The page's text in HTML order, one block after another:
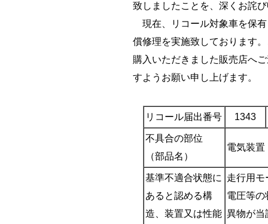
致しましたことを、深くお詫
現在、リコール対象車を保
償修理を実施致しております
購入いただきました販売店へ
すようお願い申し上げます。
リコール届出番号 1343
不具合の部位
（部品名）
電気装置
基準不適合状態に
あると認める構
造、装置又は性能
走行用モ
電圧等の
異物が当